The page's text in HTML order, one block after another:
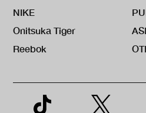
NIKE
Onitsuka Tiger
Reebok